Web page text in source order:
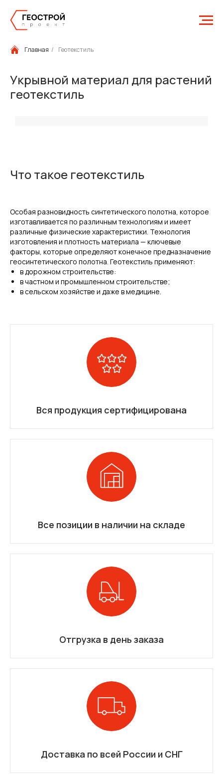
Главная / Геотекстиль
Укрывной материал для растений
геотекстиль
Что такое геотекстиль
Особая разновидность синтетического полотна, которое
изготавливается по различным технологиям и имеет
различные физические характеристики. Технология
изготовления и плотность материала — ключевые
факторы, которые определяют конечное предназначение
геосинтетического полотна. Геотекстиль применяют:
в дорожном строительстве:
в частном и промышленном строительстве;
в сельском хозяйстве и даже в медицине.
Вся продукция сертифицирована
Все позиции в наличии на складе
Отгрузка в день заказа
Доставка по всей России и СНГ